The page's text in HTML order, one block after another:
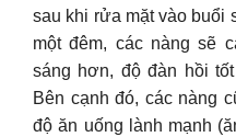
sau khi rửa mặt vào buổi
một đêm, các nàng sẽ
sáng hơn, độ đàn hồi
Bên cạnh đó, các nàng
độ ăn uống lành mạnh